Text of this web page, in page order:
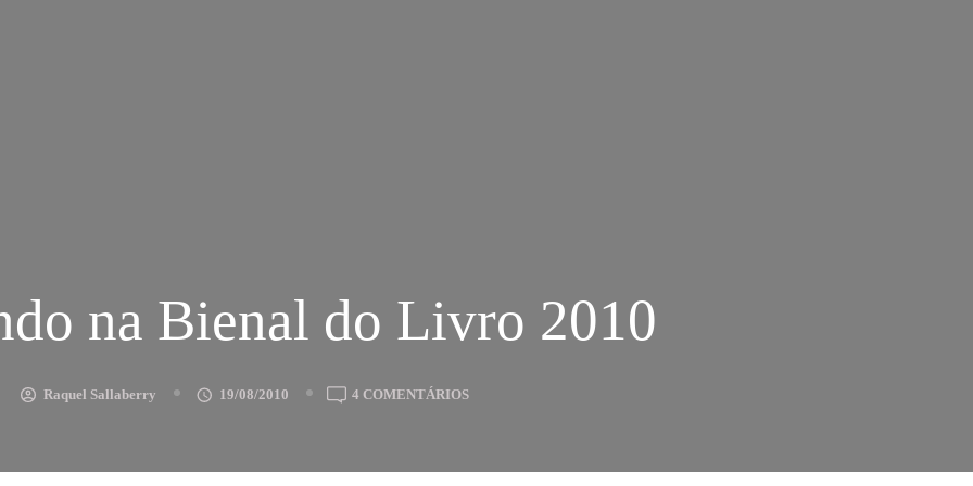
na Bienal do Livro 2010
Raquel Sallaberry 19/08/2010 4 COMENTÁRIOSEM
BIENAL